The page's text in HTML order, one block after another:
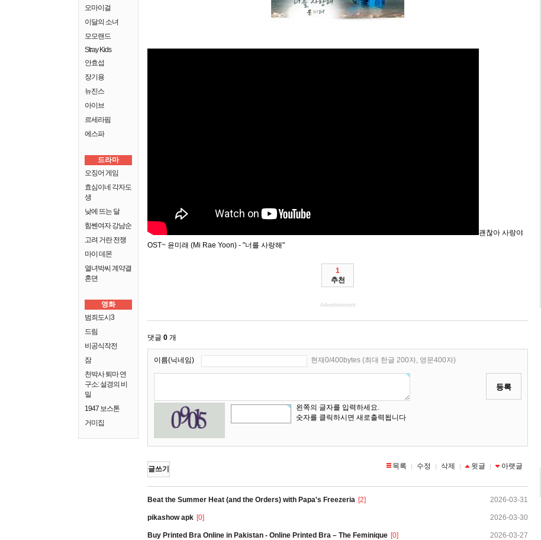
오마이걸
이달의 소녀
모모랜드
Stray Kids
안효섭
장기용
뉴진스
아이브
르세라핌
에스파
드라마
오징어 게임
효심이네 각자도
생
낮에 뜨는 달
힘쎈여자 강남순
고려 거란 전쟁
마이 데몬
열녀박씨 계약결
혼뎐
영화
범죄도시3
드림
비공식작전
잠
천박사 퇴마 연
구소: 설경의 비
밀
1947 보스톤
거미집
괜찮아 사랑야
OST~ 윤미래 (Mi Rae Yoon) - "너를 사랑해"
1
추천
Advertisement
댓글 0 개
이름(닉네임) 현재0/400bytes (최대 한글 200자, 영문400자)
등록
왼쪽의 글자를 입력하세요.
숫자를 클릭하시면 새로출력됩니다
글쓰기 목록 | 수정 | 삭제 | 윗글 | 아랫글
Beat the Summer Heat (and the Orders) with Papa's Freezeria [2] 2026-03-31
pikashow apk [0] 2026-03-30
Buy Printed Bra Online in Pakistan - Online Printed Bra – The Feminique [0] 2026-03-27